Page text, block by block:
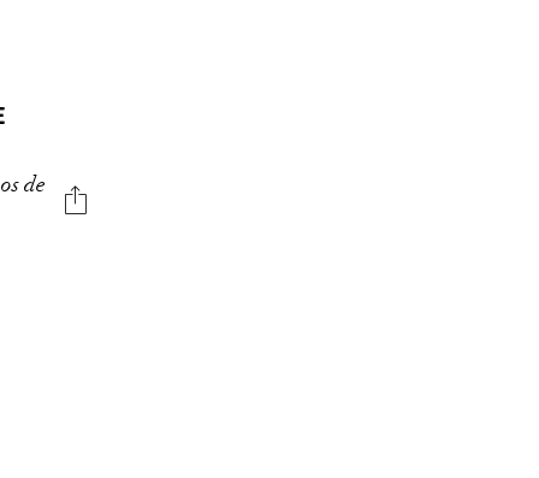
de